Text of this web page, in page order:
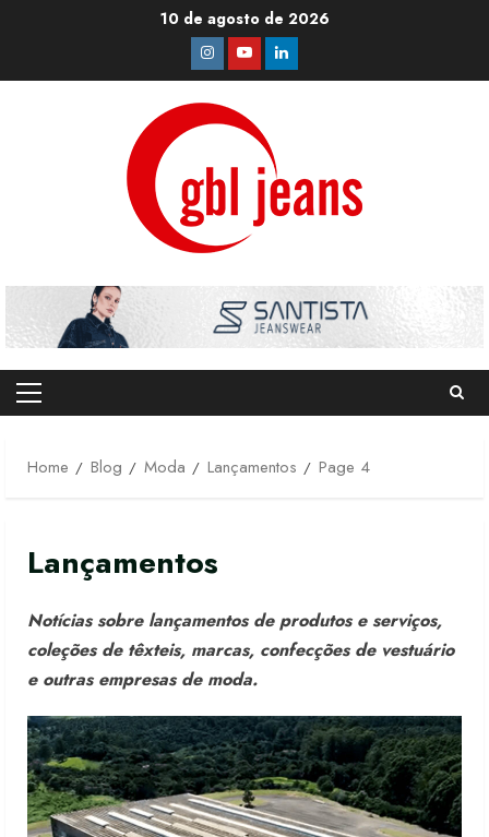
10 de agosto de 2026
Instagram
YoutubeLinkedin
Primary
Home
Blog Moda Lançamentos Page 4
Lançamentos
Notícias sobre lançamentos de produtos e serviços,
coleções de têxteis, marcas, confecções de vestuário
e outras empresas de moda.